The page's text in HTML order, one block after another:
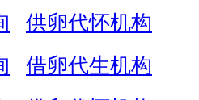
供卵代怀机构
借卵代生机构